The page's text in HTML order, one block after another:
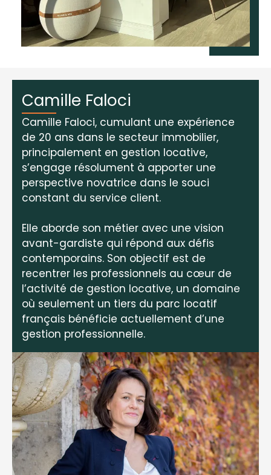
Camille Faloci
Camille Faloci, cumulant une expérience
de 20 ans dans le secteur immobilier,
principalement en gestion locative,
s’engage résolument à apporter une
perspective novatrice dans le souci
constant du service client.
Elle aborde son métier avec une vision
avant-gardiste qui répond aux défis
contemporains. Son objectif est de
recentrer les professionnels au cœur de
l’activité de gestion locative, un domaine
où seulement un tiers du parc locatif
français bénéficie actuellement d’une
gestion professionnelle.